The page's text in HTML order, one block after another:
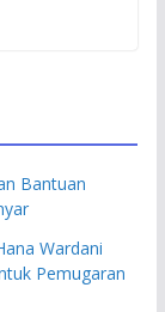
Bantuan
Wardani
Pemugaran